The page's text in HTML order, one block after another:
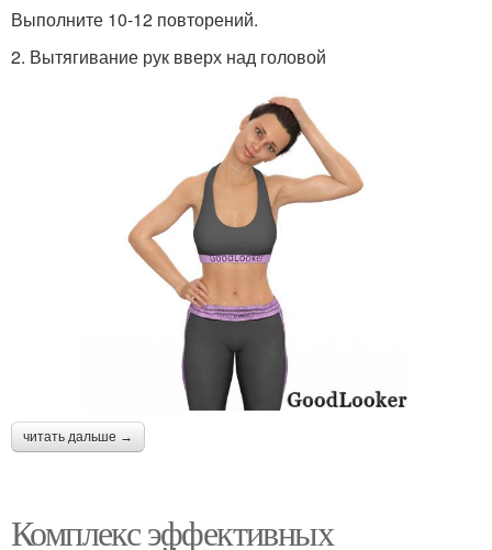
Выполните 10-12 повторений.
2. Вытягивание рук вверх над головой
читать дальше →
Комплекс эффективных